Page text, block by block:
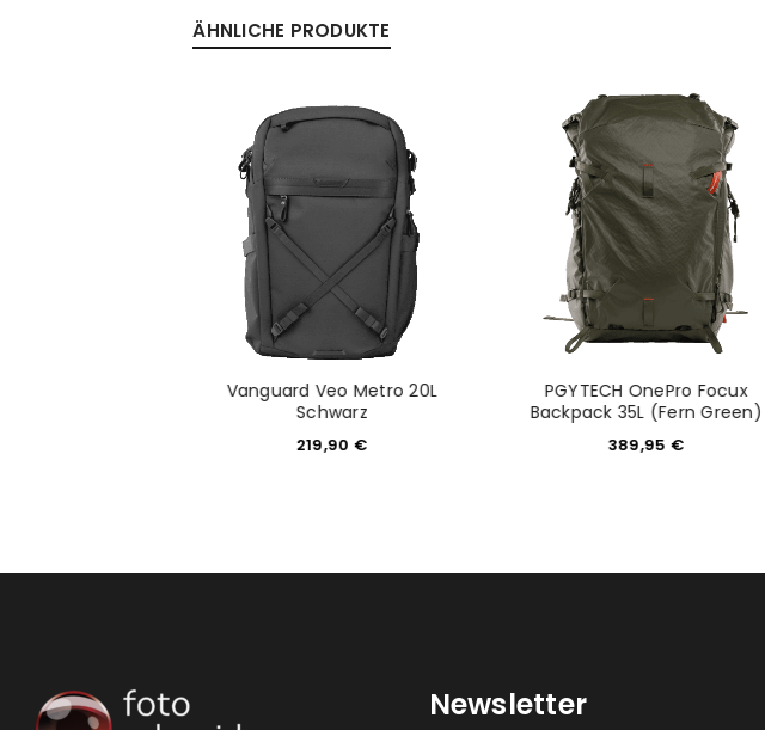
ÄHNLICHE PRODUKTE
Vanguard Veo Metro 20L
Schwarz
219,90 €
PGYTECH OnePro Focux
Backpack 35L (Fern Green)
389,95 €
Newsletter